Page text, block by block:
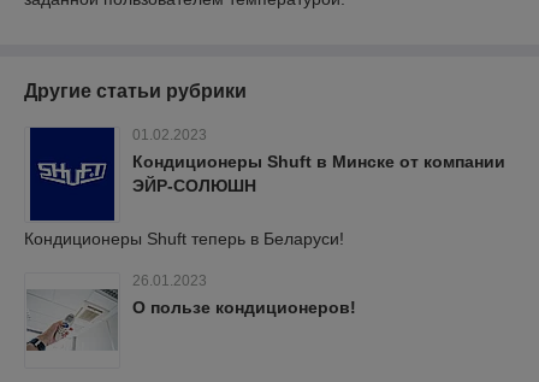
Другие статьи рубрики
01.02.2023
Кондиционеры Shuft в Минске от компании
ЭЙР-СОЛЮШН
Кондиционеры Shuft теперь в Беларуси!
26.01.2023
О пользе кондиционеров!